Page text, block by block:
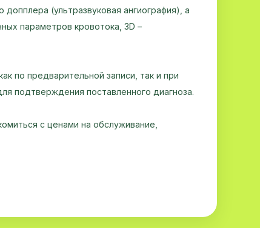
(ультразвуковая ангиография), а
параметров кровотока, 3D –
по предварительной записи, так и при
подтверждения поставленного диагноза.
с ценами на обслуживание,